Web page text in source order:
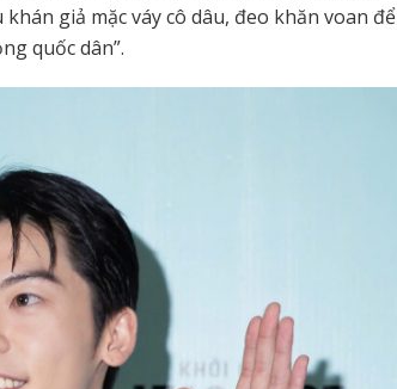
giả mặc váy cô dâu, đeo khăn voan để
quốc dân”.